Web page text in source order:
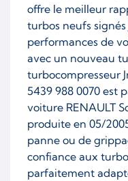
offre le meilleur
turbos neufs
performances de
avec un nouveau
turbocompresseur
5439 988 0070 est
voiture RENAULT
produite en 05/
panne ou de
confiance aux
parfaitement